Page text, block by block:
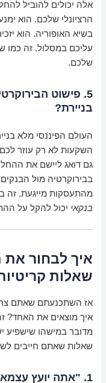
אלה יכולים להוביל
הרציונלי שלכם. הוא
בשיא האופוריה. הוא
עליכם במסלול. זה כמו
שלכם.
5. פישוט
בניירת?
העולם הפיננסי מלא
השקעות לא רק עוזר
גם דואג ליישם את
בבירוקרטיה מול
מהתעסקות מייגעת. זה
בנקאי יכול להקל על
שאלות
אז השתכנעתם שאתם
איך מוצאים את האחד?
שאלות שאתם חייבים
1. "אתה יועץ